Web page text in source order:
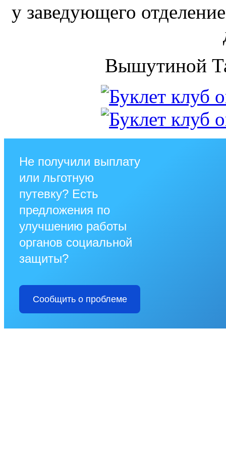
у заведующего
Вышутиной
Не получили выплату
или льготную
путевку? Есть
предложения по
улучшению работы
органов социальной
защиты?
Сообщить о проблеме